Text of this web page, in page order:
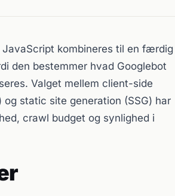
JavaScript kombineres til en færdig
den bestemmer hvad Googlebot
Valget mellem client-side
og static site generation (SSG) har
crawl budget og synlighed i